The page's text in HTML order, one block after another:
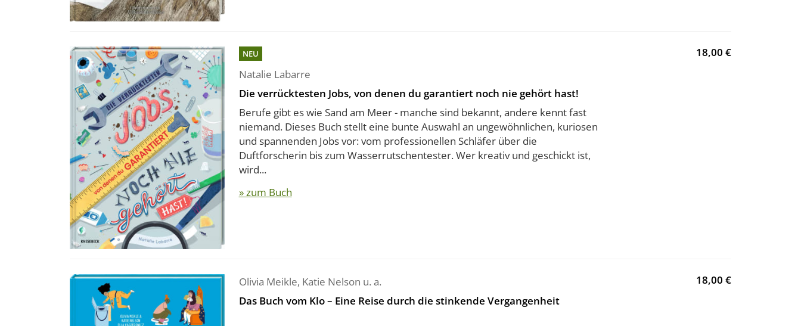
NEU
Natalie Labarre
Die verrücktesten Jobs, von denen du garantiert noch nie gehört hast!
Berufe gibt es wie Sand am Meer - manche sind bekannt, andere kennt fast
niemand. Dieses Buch stellt eine bunte Auswahl an ungewöhnlichen, kuriosen
und spannenden Jobs vor: vom professionellen Schläfer über die
Duftforscherin bis zum Wasserrutschentester. Wer kreativ und geschickt ist,
wird...
» zum Buch
18,00 €
Olivia Meikle, Katie Nelson u. a.
Das Buch vom Klo – Eine Reise durch die stinkende Vergangenheit
18,00 €